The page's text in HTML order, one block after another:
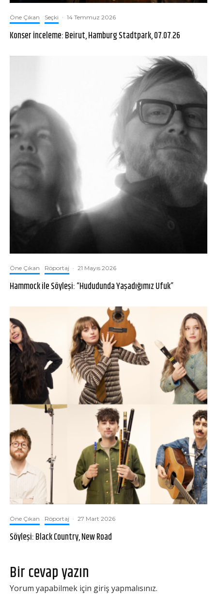
Öne Çıkan Seçki · 14 Temmuz 2026
Konser İnceleme: Beirut, Hamburg Stadtpark, 07.07.26
Öne Çıkan Röportaj · 21 Mayıs 2026
Hammock ile Söyleşi: “Hududunda Yaşadığımız Ufuk”
Öne Çıkan Röportaj · 27 Mart 2026
Söyleşi: Black Country, New Road
Bir cevap yazın
Yorum yapabilmek için giriş yapmalısınız.